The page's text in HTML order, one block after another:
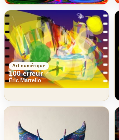
Art numérique
100 erreur
Eric Martello